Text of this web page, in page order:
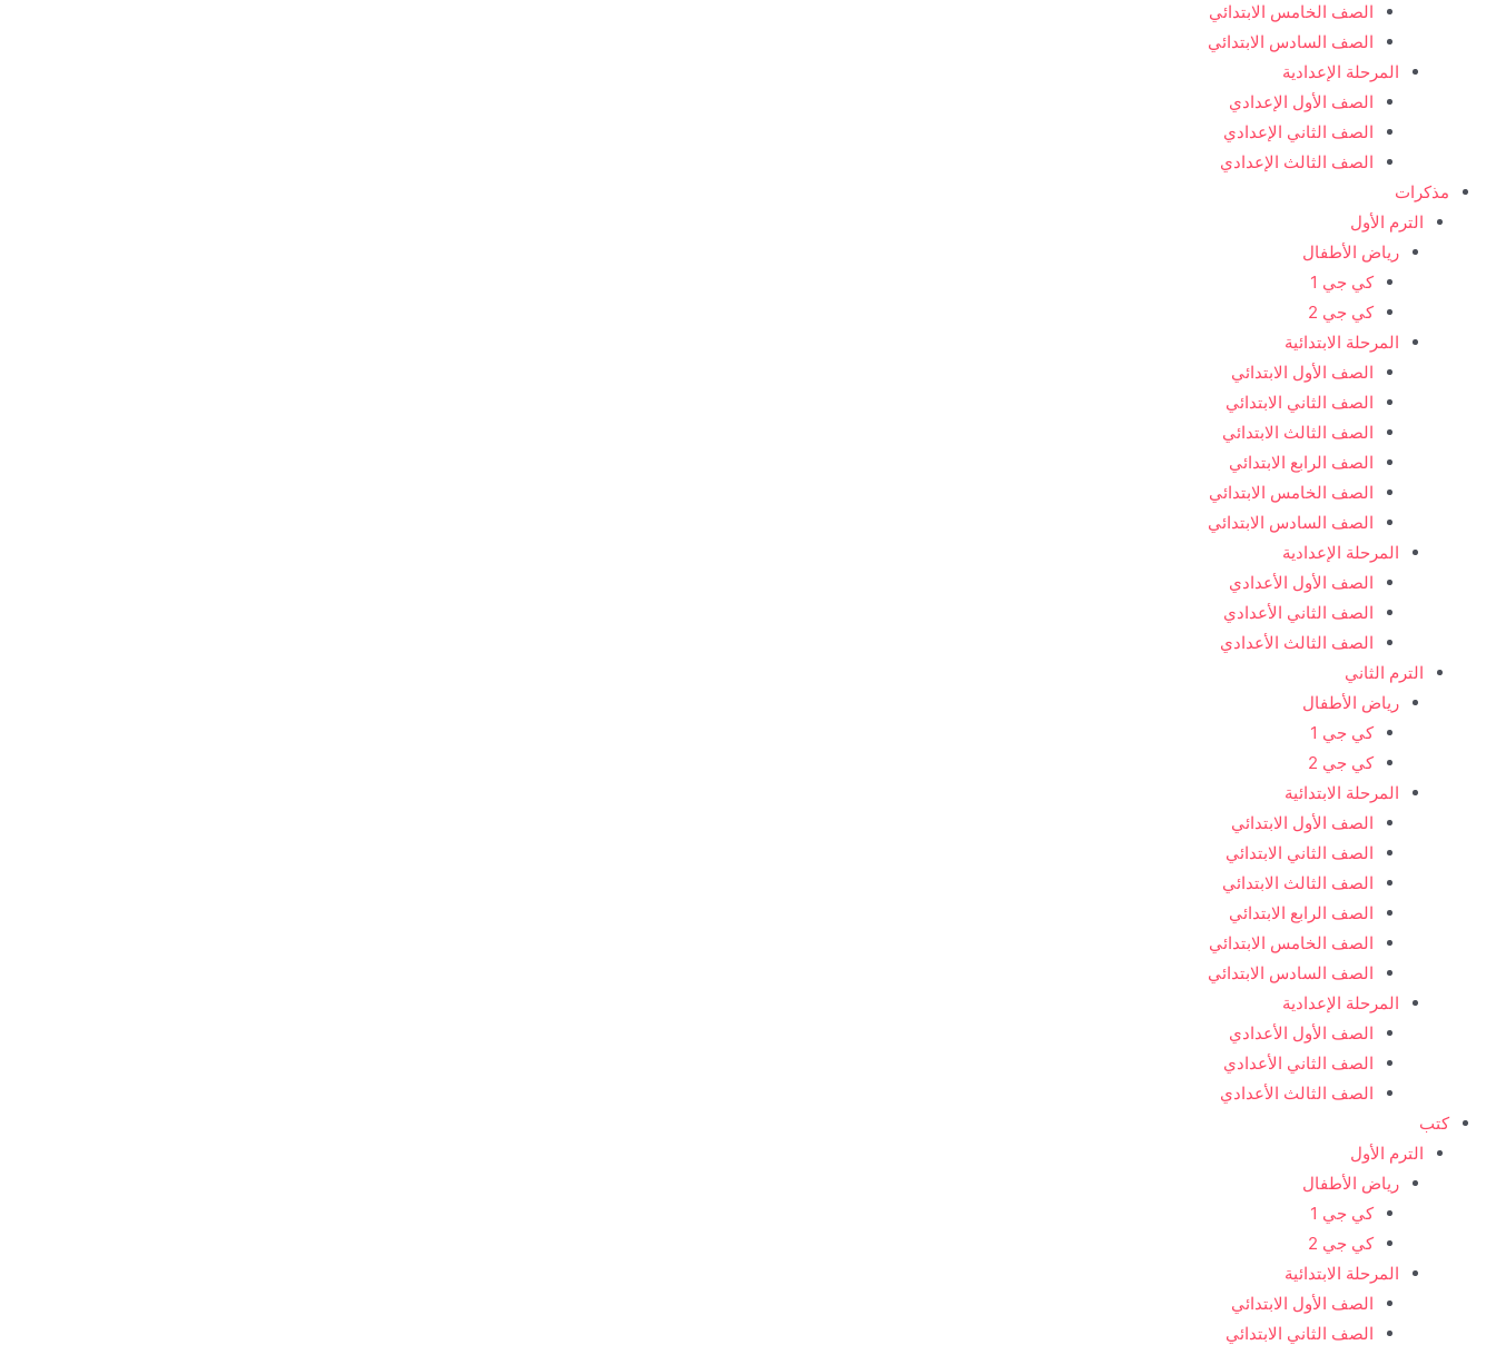
الصف الخامس الابتدائي
الصف السادس الابتدائي
المرحلة الإعدادية
الصف الأول الإعدادي
الصف الثاني الإعدادي
الصف الثالث الإعدادي
مذكرات
الترم الأول
رياض الأطفال
كي جي 1
كي جي 2
المرحلة الابتدائية
الصف الأول الابتدائي
الصف الثاني الابتدائي
الصف الثالث الابتدائي
الصف الرابع الابتدائي
الصف الخامس الابتدائي
الصف السادس الابتدائي
المرحلة الإعدادية
الصف الأول الأعدادي
الصف الثاني الأعدادي
الصف الثالث الأعدادي
الترم الثاني
رياض الأطفال
كي جي 1
كي جي 2
المرحلة الابتدائية
الصف الأول الابتدائي
الصف الثاني الابتدائي
الصف الثالث الابتدائي
الصف الرابع الابتدائي
الصف الخامس الابتدائي
الصف السادس الابتدائي
المرحلة الإعدادية
الصف الأول الأعدادي
الصف الثاني الأعدادي
الصف الثالث الأعدادي
كتب
الترم الأول
رياض الأطفال
كي جي 1
كي جي 2
المرحلة الابتدائية
الصف الأول الابتدائي
الصف الثاني الابتدائي